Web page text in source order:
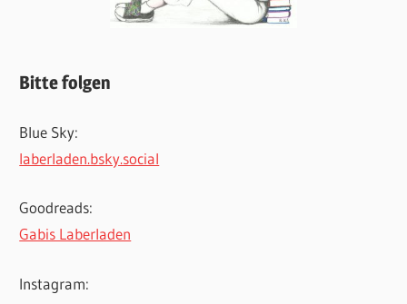
Bitte folgen
Blue Sky:
laberladen.bsky.social
Goodreads:
Gabis Laberladen
Instagram: